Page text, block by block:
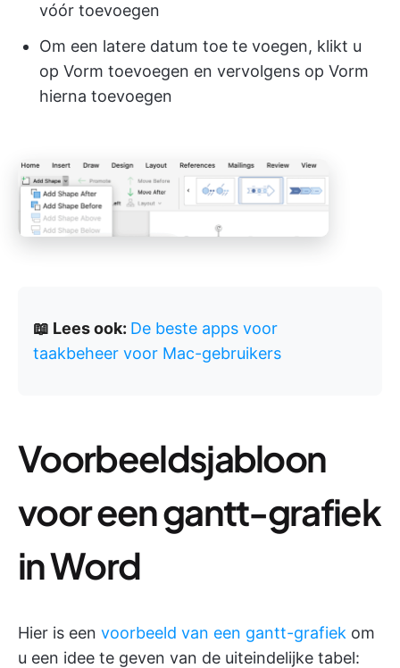
vóór toevoegen
Om een latere datum toe te voegen, klikt u
op Vorm toevoegen en vervolgens op Vorm
hierna toevoegen
📖 Lees ook: De beste apps voor
taakbeheer voor Mac-gebruikers
Voorbeeldsjabloon
voor een gantt-grafiek
in Word
Hier is een voorbeeld van een gantt-grafiek om
u een idee te geven van de uiteindelijke tabel: